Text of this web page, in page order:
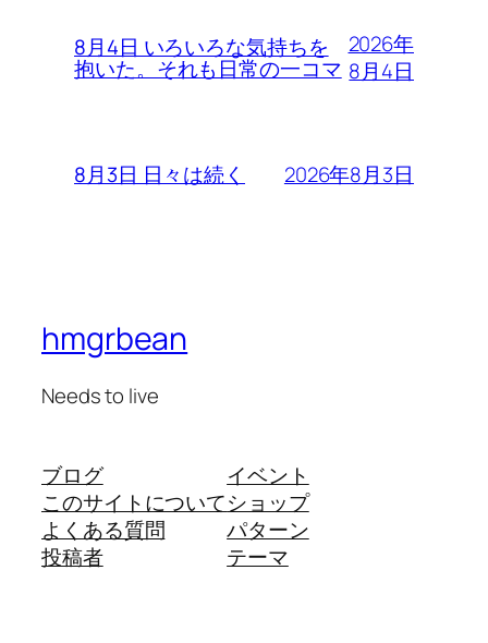
8月4日 いろいろな気持ちを
抱いた。それも日常の一コマ
2026年
8月4日
8月3日 日々は続く 2026年8月3日
hmgrbean
Needs to live
ブログ
このサイトについて
よくある質問
投稿者
イベント
ショップ
パターン
テーマ